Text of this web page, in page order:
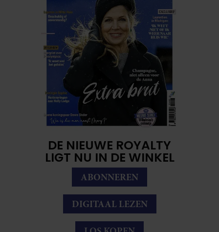
DE NIEUWE ROYALTY
LIGT NU IN DE WINKEL
ABONNEREN
DIGITAAL LEZEN